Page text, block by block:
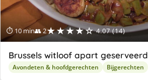
⏱ 10 min👥 2★★★★☆ 4.07 (14)
Brussels witloof apart geserveerd
Avondeten & hoofdgerechten Bijgerechten